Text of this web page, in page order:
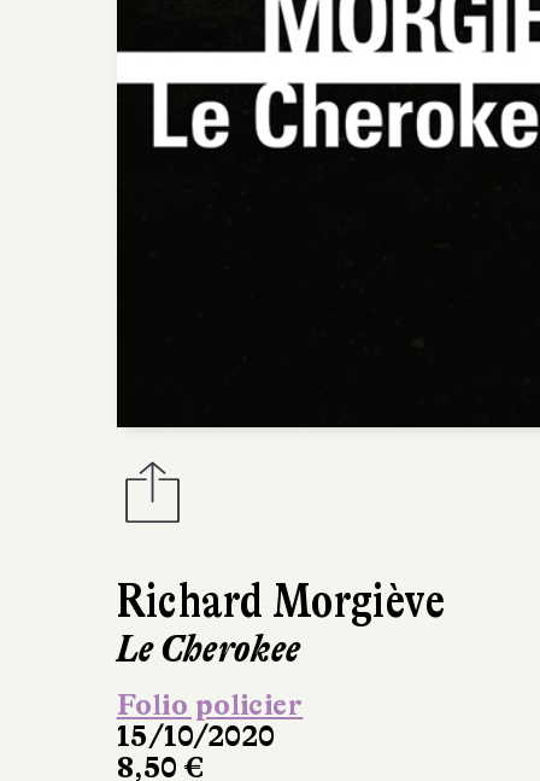
Richard Morgiève
Le Cherokee
Folio policier
15/10/2020
8,50 €